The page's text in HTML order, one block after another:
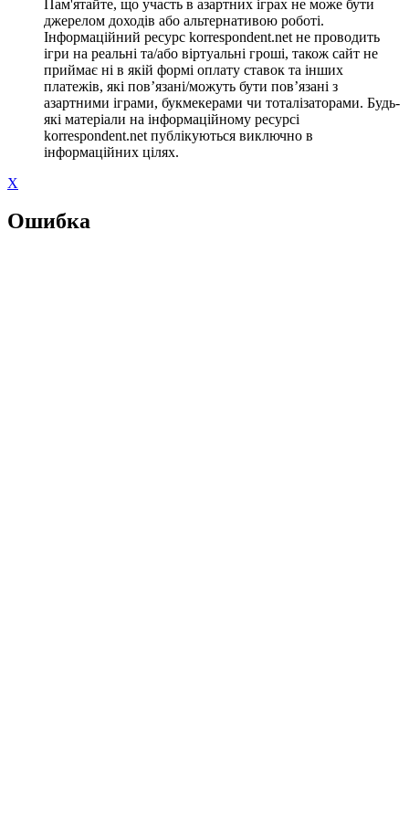
Пам'ятайте, що участь в азартних іграх не може бути
джерелом доходів або альтернативою роботі.
Інформаційний ресурс korrespondent.net не проводить
ігри на реальні та/або віртуальні гроші, також сайт не
приймає ні в якій формі оплату ставок та інших
платежів, які пов’язані/можуть бути пов’язані з
азартними іграми, букмекерами чи тоталізаторами. Будь-
які матеріали на інформаційному ресурсі
korrespondent.net публікуються виключно в
інформаційних цілях.
X
Ошибка